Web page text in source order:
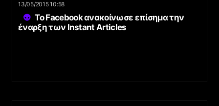
13/05/2015 10:58
To Facebook ανακοίνωσε επίσημα την
έναρξη των Instant Articles